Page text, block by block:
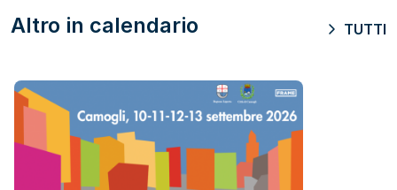
Altro in calendario TUTTI